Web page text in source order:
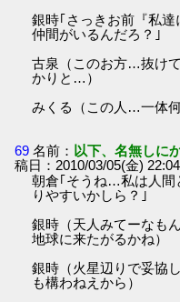
銀時｢さっきお前『私達
仲間がいるんだろ？｣
古泉（このお方…抜け
かりと…）
みくる（この人…一体
69 名前： 以下、名無しに
稿日：2010/03/05(金)
朝倉｢そうね…私は人
りやすいかしら？｣
銀時（天人みてーなも
地球に来たがるかね）
銀時（火星辺りで妥協
も構わねえから）